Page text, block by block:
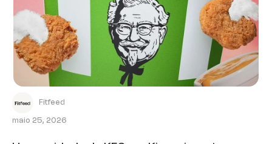
Fitfeed
maio 25, 2026